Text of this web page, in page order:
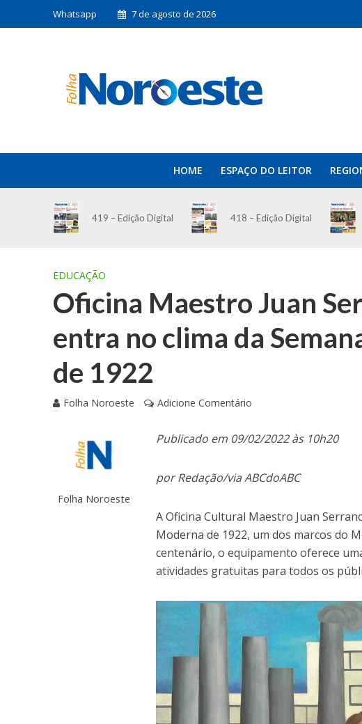
Whatsapp 7 de agosto de 2026
HOME ESPAÇO DO LEITOR
419 – Edição Digital 418 – Edição Digital
EDUCAÇÃO
Oficina Maestro Juan
entra no clima da
de 1922
Folha Noroeste Adicione Comentário
Folha Noroeste
Publicado em 09/02/2022 às 10h20
por Redação/via ABCdoABC
A Oficina Cultural Maestro Juan
Moderna de 1922, um dos marcos do
centenário, o equipamento oferece
atividades gratuitas para todos os